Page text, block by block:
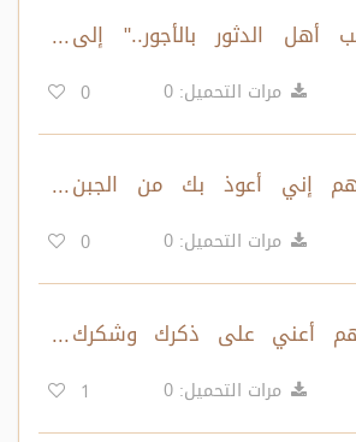
الدثور بالأجور.." إلى
قائلهن..»
مرات التحميل: 0 0
إني أعوذ بك من الجبن
مرات التحميل: 0 0
أعني على ذكرك وشكرك
مرات التحميل: 0 1